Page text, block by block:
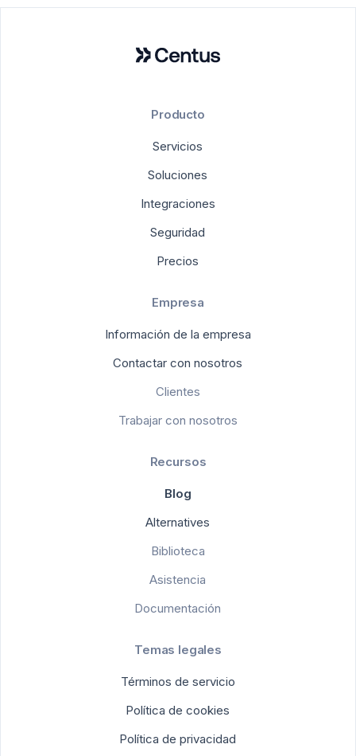
Producto
Servicios
Soluciones
Integraciones
Seguridad
Precios
Empresa
Información de la empresa
Contactar con nosotros
Clientes
Trabajar con nosotros
Recursos
Blog
Alternatives
Biblioteca
Asistencia
Documentación
Temas legales
Términos de servicio
Política de cookies
Política de privacidad